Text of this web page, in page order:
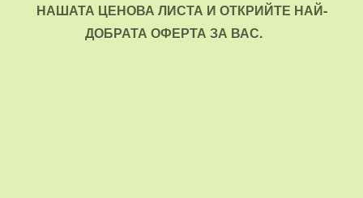
НАШАТА ЦЕНОВА ЛИСТА И ОТКРИЙТЕ НАЙ-
ДОБРАТА ОФЕРТА ЗА ВАС.